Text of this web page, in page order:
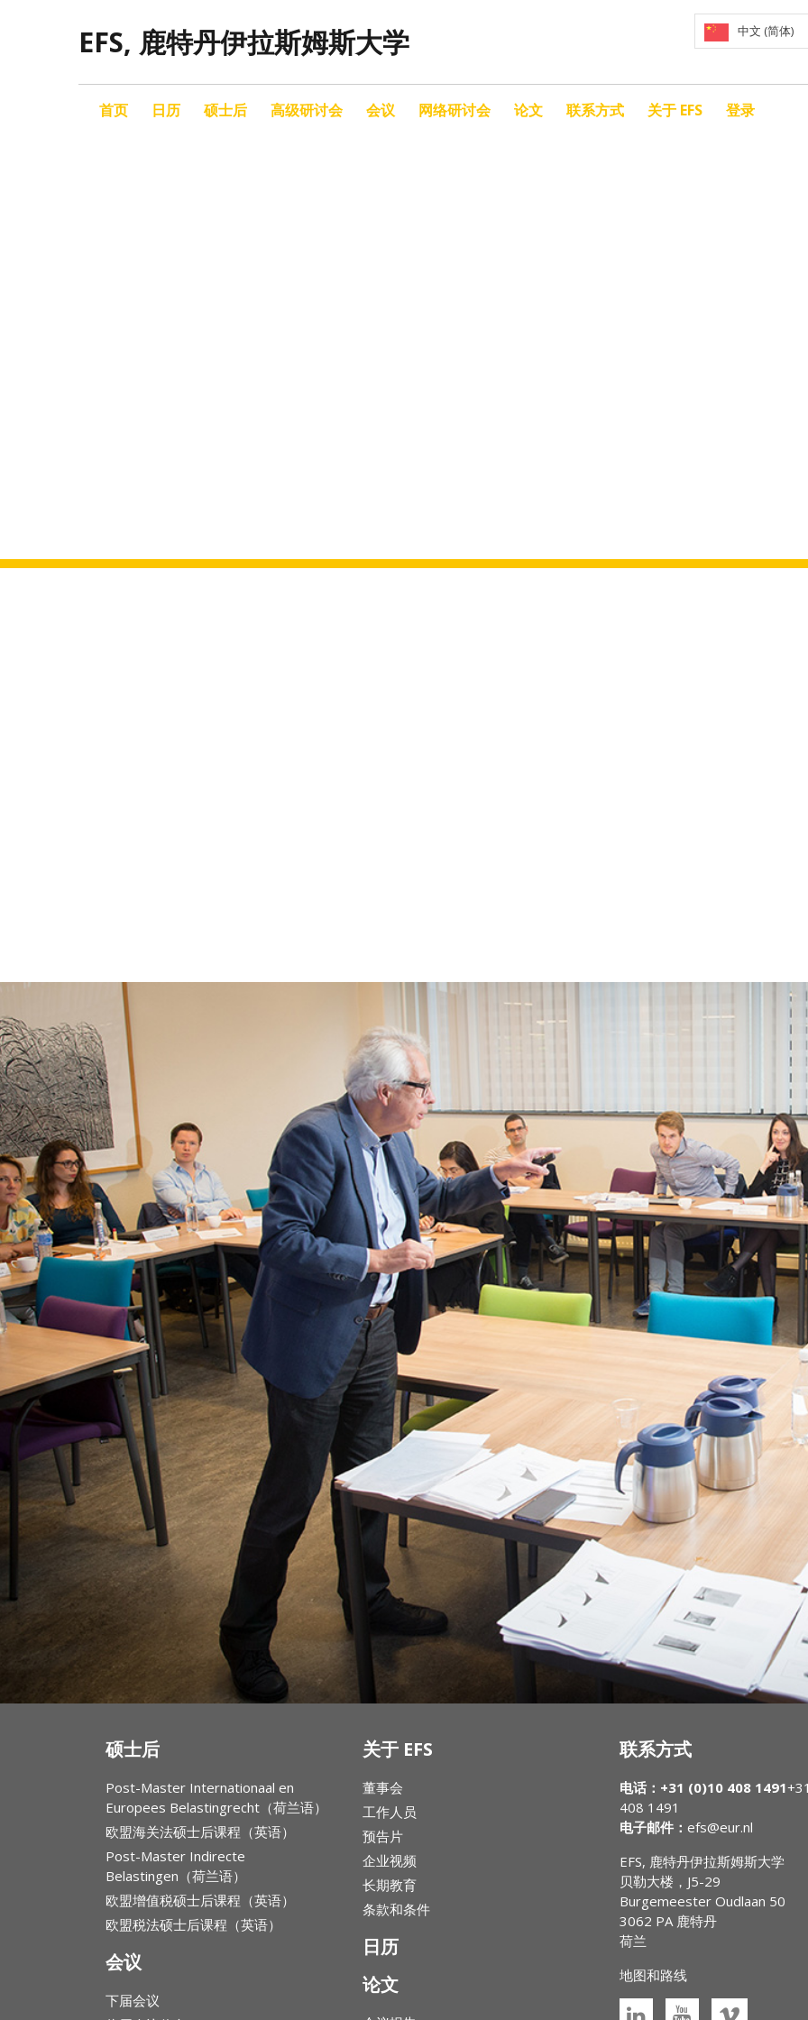
EFS, 鹿特丹伊拉斯姆斯大学 中文 (简体)
首页 日历 硕士后 高级研讨会 会议 网络研讨会 论文 联系方式 关于 EFS 登录
硕士后
Post-Master Internationaal en
Europees Belastingrecht（荷兰语）
欧盟海关法硕士后课程（英语）
Post-Master Indirecte
Belastingen（荷兰语）
欧盟增值税硕士后课程（英语）
欧盟税法硕士后课程（英语）
会议
下届会议
关于 EFS
董事会
工作人员
预告片
企业视频
长期教育
条款和条件
日历
论文
联系方式
电话：+31 (0)10 408 1491
408 1491
电子邮件： efs@eur.nl
EFS, 鹿特丹伊拉斯姆斯大学
贝勒大楼，J5-29
Burgemeester Oudlaan 50
3062 PA 鹿特丹
荷兰
地图和路线